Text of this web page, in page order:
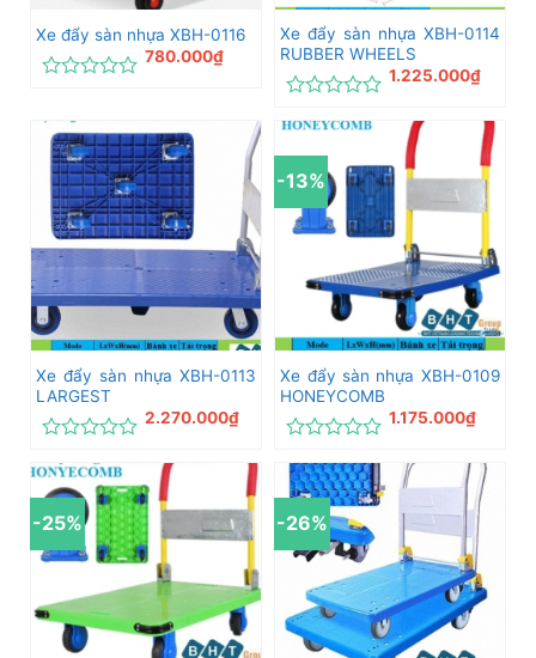
Xe đẩy sàn nhựa XBH-0116
hạng
sao
780.000₫
Xe đẩy sàn nhựa XBH-0114
RUBBER WHEELS
xếp
hạng
0
5
sao
1.225.000₫
Xe đẩy sàn nhựa XBH-0113
LARGEST
xếp
hạng
0
5
sao
2.270.000₫
-13%
Xe đẩy sàn nhựa XBH-0109
HONEYCOMB
xếp
hạng
0
5
sao
1.175.000₫
-25% -26%